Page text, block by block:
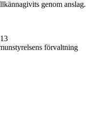
genom anslag.
förvaltning